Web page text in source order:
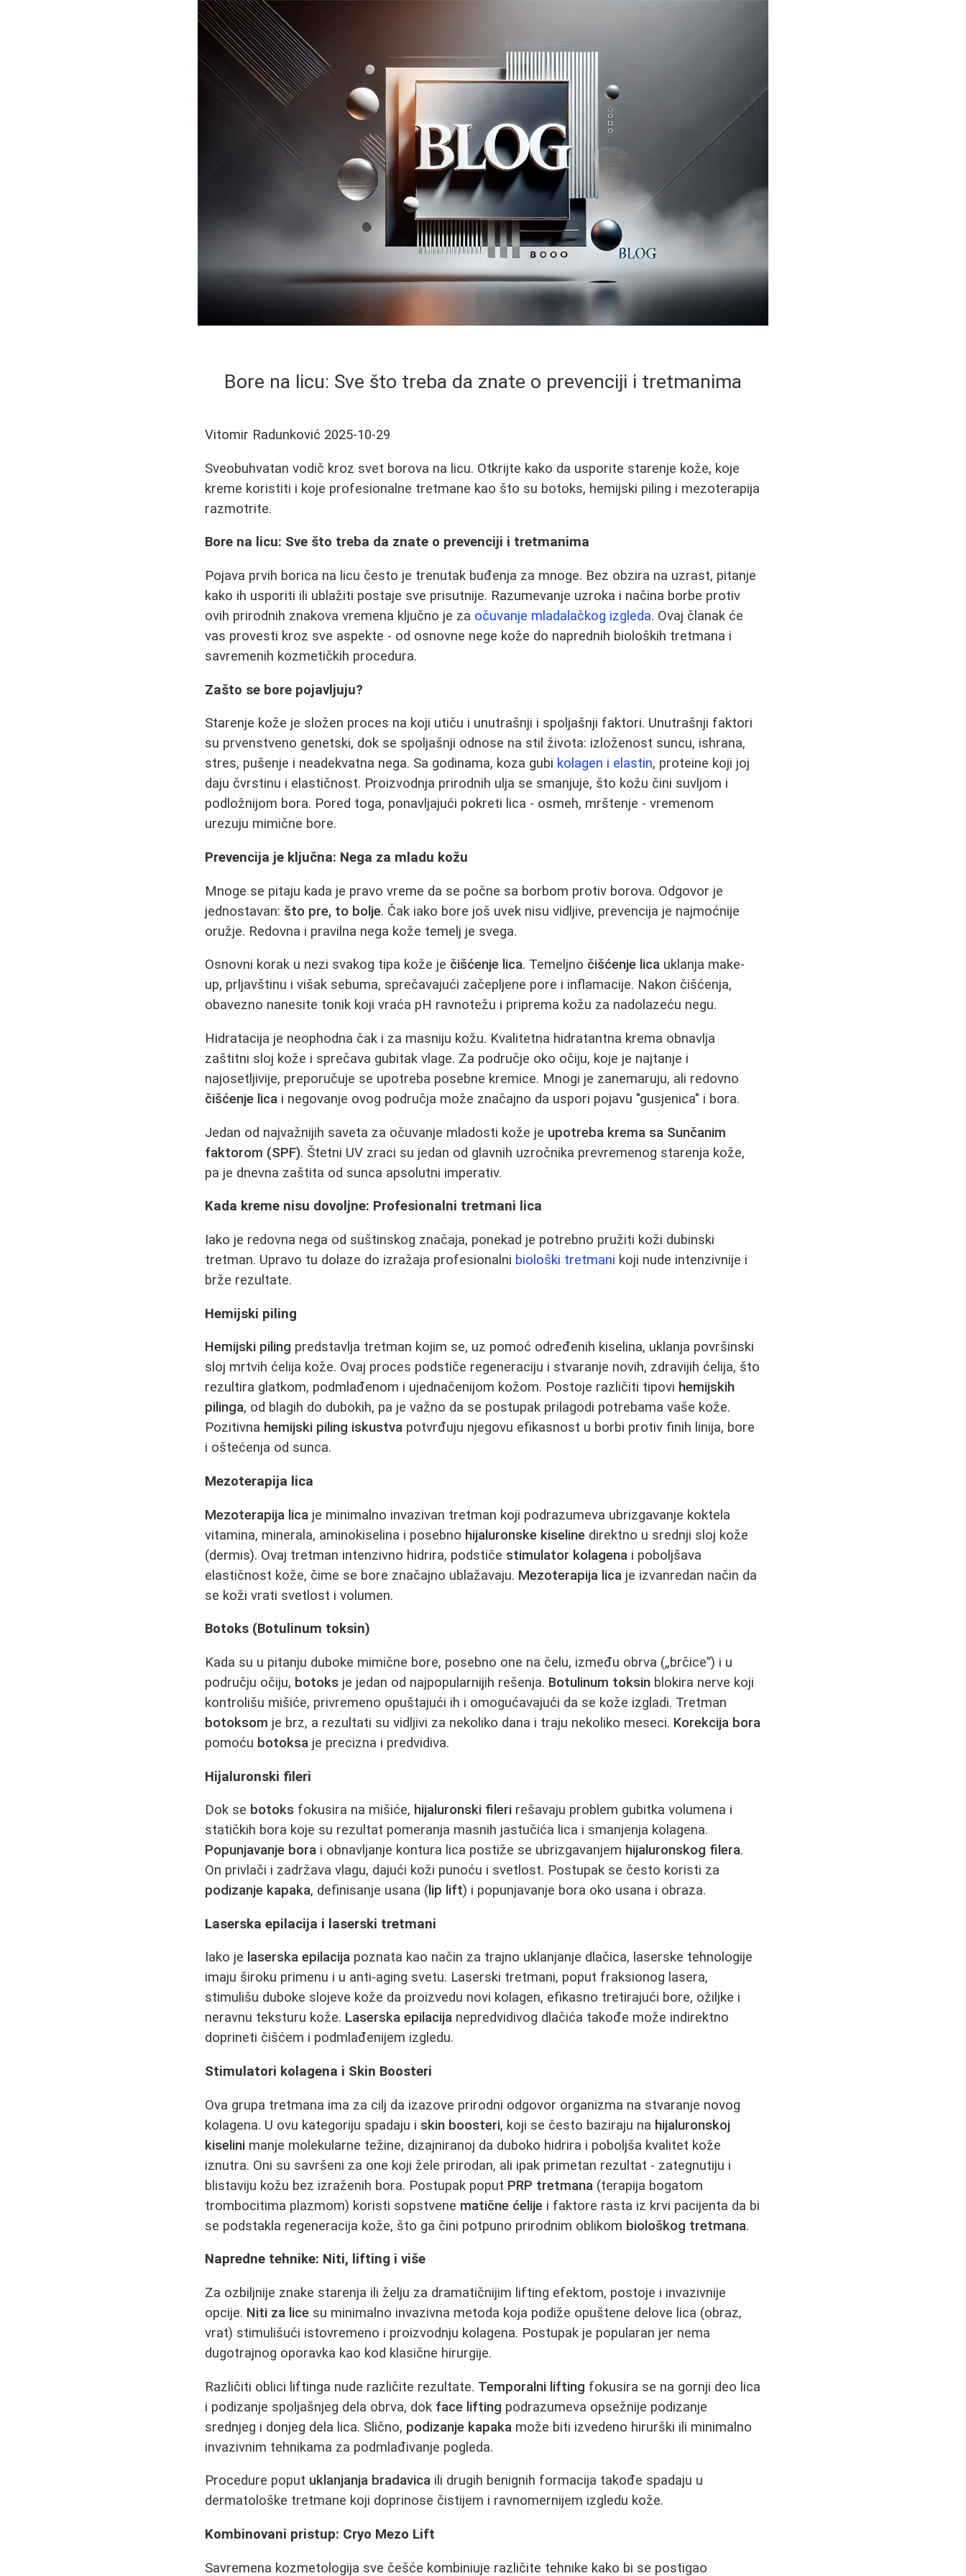
Bore na licu: Sve što treba da znate o prevenciji i tretmanima
Vitomir Radunković 2025-10-29
Sveobuhvatan vodič kroz svet borova na licu. Otkrijte kako da usporite starenje kože, koje
kreme koristiti i koje profesionalne tretmane kao što su botoks, hemijski piling i mezoterapija
razmotrite.
Bore na licu: Sve što treba da znate o prevenciji i tretmanima
Pojava prvih borica na licu često je trenutak buđenja za mnoge. Bez obzira na uzrast, pitanje
kako ih usporiti ili ublažiti postaje sve prisutnije. Razumevanje uzroka i načina borbe protiv
ovih prirodnih znakova vremena ključno je za očuvanje mladalačkog izgleda. Ovaj članak će
vas provesti kroz sve aspekte - od osnovne nege kože do naprednih bioloških tretmana i
savremenih kozmetičkih procedura.
Zašto se bore pojavljuju?
Starenje kože je složen proces na koji utiču i unutrašnji i spoljašnji faktori. Unutrašnji faktori
su prvenstveno genetski, dok se spoljašnji odnose na stil života: izloženost suncu, ishrana,
stres, pušenje i neadekvatna nega. Sa godinama, koza gubi kolagen i elastin, proteine koji joj
daju čvrstinu i elastičnost. Proizvodnja prirodnih ulja se smanjuje, što kožu čini suvljom i
podložnijom bora. Pored toga, ponavljajući pokreti lica - osmeh, mrštenje - vremenom
urezuju mimične bore.
Prevencija je ključna: Nega za mladu kožu
Mnoge se pitaju kada je pravo vreme da se počne sa borbom protiv borova. Odgovor je
jednostavan: što pre, to bolje. Čak iako bore još uvek nisu vidljive, prevencija je najmoćnije
oružje. Redovna i pravilna nega kože temelj je svega.
Osnovni korak u nezi svakog tipa kože je čišćenje lica. Temeljno čišćenje lica uklanja make-
up, prljavštinu i višak sebuma, sprečavajući začepljene pore i inflamacije. Nakon čišćenja,
obavezno nanesite tonik koji vraća pH ravnotežu i priprema kožu za nadolazeću negu.
Hidratacija je neophodna čak i za masniju kožu. Kvalitetna hidratantna krema obnavlja
zaštitni sloj kože i sprečava gubitak vlage. Za područje oko očiju, koje je najtanje i
najosetljivije, preporučuje se upotreba posebne kremice. Mnogi je zanemaruju, ali redovno
čišćenje lica i negovanje ovog područja može značajno da uspori pojavu "gusjenica" i bora.
Jedan od najvažnijih saveta za očuvanje mladosti kože je upotreba krema sa Sunčanim
faktorom (SPF). Štetni UV zraci su jedan od glavnih uzročnika prevremenog starenja kože,
pa je dnevna zaštita od sunca apsolutni imperativ.
Kada kreme nisu dovoljne: Profesionalni tretmani lica
Iako je redovna nega od suštinskog značaja, ponekad je potrebno pružiti koži dubinski
tretman. Upravo tu dolaze do izražaja profesionalni biološki tretmani koji nude intenzivnije i
brže rezultate.
Hemijski piling
Hemijski piling predstavlja tretman kojim se, uz pomoć određenih kiselina, uklanja površinski
sloj mrtvih ćelija kože. Ovaj proces podstiče regeneraciju i stvaranje novih, zdravijih ćelija, što
rezultira glatkom, podmlađenom i ujednačenijom kožom. Postoje različiti tipovi hemijskih
pilinga, od blagih do dubokih, pa je važno da se postupak prilagodi potrebama vaše kože.
Pozitivna hemijski piling iskustva potvrđuju njegovu efikasnost u borbi protiv finih linija, bore
i oštećenja od sunca.
Mezoterapija lica
Mezoterapija lica je minimalno invazivan tretman koji podrazumeva ubrizgavanje koktela
vitamina, minerala, aminokiselina i posebno hijaluronske kiseline direktno u srednji sloj kože
(dermis). Ovaj tretman intenzivno hidrira, podstiče stimulator kolagena i poboljšava
elastičnost kože, čime se bore značajno ublažavaju. Mezoterapija lica je izvanredan način da
se koži vrati svetlost i volumen.
Botoks (Botulinum toksin)
Kada su u pitanju duboke mimične bore, posebno one na čelu, između obrva („brčice”) i u
području očiju, botoks je jedan od najpopularnijih rešenja. Botulinum toksin blokira nerve koji
kontrolišu mišiće, privremeno opuštajući ih i omogućavajući da se kože izgladi. Tretman
botoksom je brz, a rezultati su vidljivi za nekoliko dana i traju nekoliko meseci. Korekcija bora
pomoću botoksa je precizna i predvidiva.
Hijaluronski fileri
Dok se botoks fokusira na mišiće, hijaluronski fileri rešavaju problem gubitka volumena i
statičkih bora koje su rezultat pomeranja masnih jastučića lica i smanjenja kolagena.
Popunjavanje bora i obnavljanje kontura lica postiže se ubrizgavanjem hijaluronskog filera.
On privlači i zadržava vlagu, dajući koži punoću i svetlost. Postupak se često koristi za
podizanje kapaka, definisanje usana ( lip lift) i popunjavanje bora oko usana i obraza.
Laserska epilacija i laserski tretmani
Iako je laserska epilacija poznata kao način za trajno uklanjanje dlačica, laserske tehnologije
imaju široku primenu i u anti-aging svetu. Laserski tretmani, poput fraksionog lasera,
stimulišu duboke slojeve kože da proizvedu novi kolagen, efikasno tretirajući bore, ožiljke i
neravnu teksturu kože. Laserska epilacija nepredvidivog dlačića takođe može indirektno
doprineti čišćem i podmlađenijem izgledu.
Stimulatori kolagena i Skin Boosteri
Ova grupa tretmana ima za cilj da izazove prirodni odgovor organizma na stvaranje novog
kolagena. U ovu kategoriju spadaju i skin boosteri, koji se često baziraju na hijaluronskoj
kiselini manje molekularne težine, dizajniranoj da duboko hidrira i poboljša kvalitet kože
iznutra. Oni su savršeni za one koji žele prirodan, ali ipak primetan rezultat - zategnutiju i
blistaviju kožu bez izraženih bora. Postupak poput PRP tretmana (terapija bogatom
trombocitima plazmom) koristi sopstvene matične ćelije i faktore rasta iz krvi pacijenta da bi
se podstakla regeneracija kože, što ga čini potpuno prirodnim oblikom biološkog tretmana.
Napredne tehnike: Niti, lifting i više
Za ozbiljnije znake starenja ili želju za dramatičnijim lifting efektom, postoje i invazivnije
opcije. Niti za lice su minimalno invazivna metoda koja podiže opuštene delove lica (obraz,
vrat) stimulišući istovremeno i proizvodnju kolagena. Postupak je popularan jer nema
dugotrajnog oporavka kao kod klasične hirurgije.
Različiti oblici liftinga nude različite rezultate. Temporalni lifting fokusira se na gornji deo lica
i podizanje spoljašnjeg dela obrva, dok face lifting podrazumeva opsežnije podizanje
srednjeg i donjeg dela lica. Slično, podizanje kapaka može biti izvedeno hirurški ili minimalno
invazivnim tehnikama za podmlađivanje pogleda.
Procedure poput uklanjanja bradavica ili drugih benignih formacija takođe spadaju u
dermatološke tretmane koji doprinose čistijem i ravnomernijem izgledu kože.
Kombinovani pristup: Cryo Mezo Lift
Savremena kozmetologija sve češće kombiniuje različite tehnike kako bi se postigao